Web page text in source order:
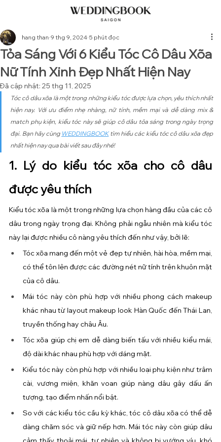
Tỏa Sáng Với 6 Kiểu Tóc Cô Dâu Xõa
Nữ Tính Xinh Đẹp Nhất Hiện Nay
hang than 9 thg 9, 2024 5 phút đọc
Đã cập nhật: 25 thg 11, 2025
Tóc cô dâu xõa là một trong những kiểu tóc được lựa chọn, yêu thích nhất
hiện nay. Với ưu điểm nhẹ nhàng, nữ tính, mềm mại và dễ dàng mix &
match phụ kiện, kiểu tóc này sẽ giúp cô dâu tỏa sáng trong ngày trọng
đại. Bạn hãy cùng WEDDINGBOOK tìm hiểu các kiểu tóc cô dâu xõa đẹp
nhất hiện nay qua bài viết sau đây nhé!
1. Lý do kiểu tóc xõa cho cô dâu
được yêu thích
Kiểu tóc xõa là một trong những lựa chọn hàng đầu của các cô
dâu trong ngày trọng đại. Không phải ngẫu nhiên mà kiểu tóc
này lại được nhiều cô nàng yêu thích đến như vậy, bởi lẽ:
Tóc xõa mang đến một vẻ đẹp tự nhiên, hài hòa, mềm mại,
có thể tôn lên được các đường nét nữ tính trên khuôn mặt
của cô dâu.
Mái tóc này còn phù hợp với nhiều phong cách makeup
khác nhau từ layout makeup look Hàn Quốc đến Thái Lan,
truyền thống hay châu Âu.
Tóc xõa giúp chị em dễ dàng biến tấu với nhiều kiểu mái,
độ dài khác nhau phù hợp với dáng mặt.
Kiểu tóc này còn phù hợp với nhiều loại phụ kiện như trâm
cài, vương miện, khăn voan giúp nàng dâu gây dấu ấn
tượng, tạo điểm nhấn nổi bật.
So với các kiểu tóc cầu kỳ khác, tóc cô dâu xõa có thể dễ
dàng chăm sóc và giữ nếp hơn. Mái tóc này còn giúp dâu